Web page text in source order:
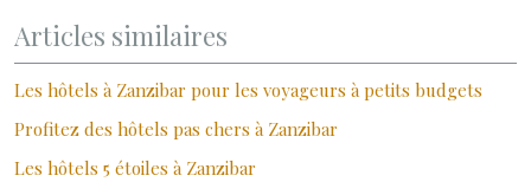
Articles similaires
Les hôtels à Zanzibar pour les voyageurs à petits budgets
Profitez des hôtels pas chers à Zanzibar
Les hôtels 5 étoiles à Zanzibar